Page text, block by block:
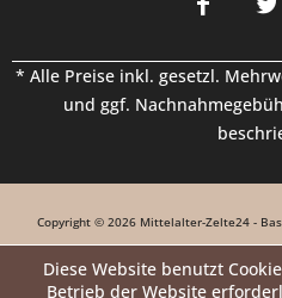
* Alle Preise inkl. gesetzl.
und ggf.
Copyright © 2026 Mittelalter-Zelte24 -
Diese Website benutzt
Betrieb der Website